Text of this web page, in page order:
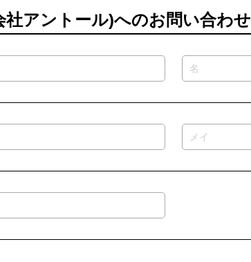
アントール)へのお問い合わせ